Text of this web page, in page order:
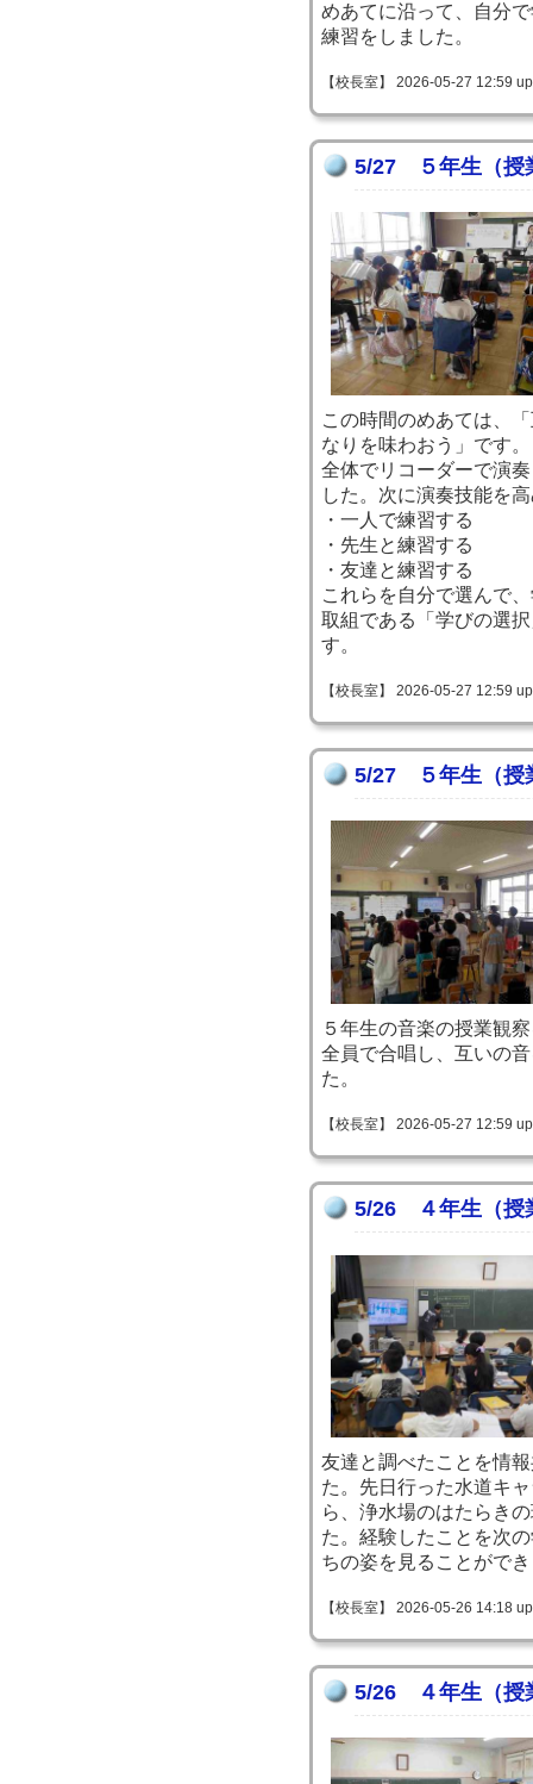
めあてに沿って、自分
練習をしました。
【校長室】 2026-05-27 12:59
5/27 ５年生（授
この時間のめあては、
なりを味わおう」です。
全体でリコーダーで演
した。次に演奏技能を
・一人で練習する
・先生と練習する
・友達と練習する
これらを自分で選んで
取組である「学びの選
す。
【校長室】 2026-05-27 12:59
5/27 ５年生（授
５年生の音楽の授業観
全員で合唱し、互いの
た。
【校長室】 2026-05-27 12:59
5/26 ４年生（授
友達と調べたことを情
た。先日行った水道キ
ら、浄水場のはたらき
た。経験したことを次
ちの姿を見ることがで
【校長室】 2026-05-26 14:18
5/26 ４年生（授